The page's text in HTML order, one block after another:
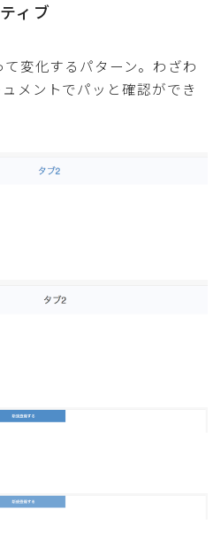
ィブ
変化するパターン。わざわ
メントでパッと確認ができ